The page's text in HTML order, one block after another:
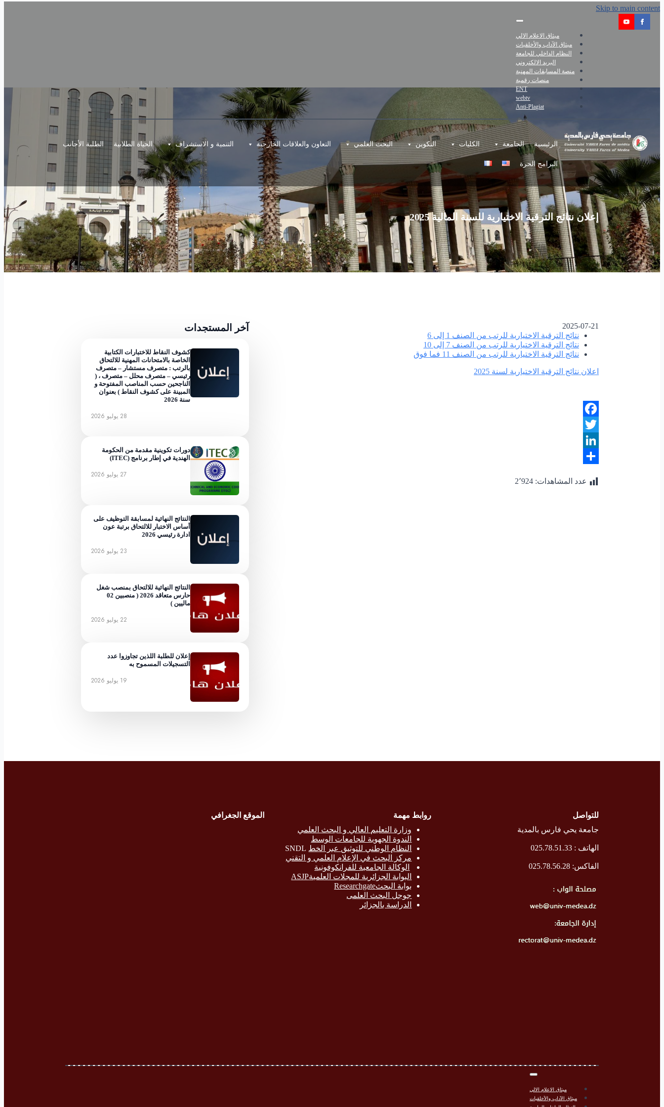
Skip to main content
ميثاق الاعلام الالي
ميثاق الآداب والأخلقيات
النظام الداخلي للجامعة
البريد الالكتروني
منصة المسابقات المهنية
منصات رقمية
ENT
webtv
Anti-Plagiat
الرئيسية الجامعة الكليات التكوين البحث العلمي التعاون والعلاقات الخارجية التنمية و الاستشراف الحياة الطلابية الطلبة الأجانب
البرامج الحرة
إعلان نتائج الترقية الاختيارية للسنة المالية 2025‎
2025-07-21
نتائج الترقية الاختيارية للرتب من الصنف 1 إلى 6
نتائج الترقية الاختيارية للرتب من الصنف 7 إلى 10
نتائج الترقية الاختيارية للرتب من الصنف 11 فما فوق
اعلان نتائج الترقية الاختيارية لسنة 2025
Facebook
Twitter
LinkedIn
عدد المشاهدات: 2٬924
آخر المستجدات
كشوف النقاط للاختبارات الكتابية
الخاصة بالامتحانات المهنية للالتحاق
بالرتب : متصرف مستشار – متصرف
رئيسي – متصرف محلل – متصرف ، (
الناجحين حسب المناصب المفتوحة و
المبينة على كشوف النقاط ) بعنوان
سنة 2026
28 يوليو 2026
دورات تكوينية مقدمة من الحكومة
الهندية في إطار برنامج (ITEC)
27 يوليو 2026
النتائج النهائية لمسابقة التوظيف على
أساس الاختبار للالتحاق برتبة عون
ادارة رئيسي 2026
23 يوليو 2026
النتائج النهائية للالتحاق بمنصب شغل
حارس متعاقد 2026 ( منصبين 02
ماليين )
22 يوليو 2026
إعلان للطلبة اللذين تجاوزوا عدد
التسجيلات المسموح به
19 يوليو 2026
للتواصل
جامعة يحي فارس بالمدية
الهاتف : 025.78.51.33
الفاكس: 025.78.56.28
روابط مهمة
وزارة التعليم العالي و البحث العلمي
الندوة الجهوية للجامعات الوسط
النظام الوطني للتوثيق عبر الخط
مركز البحث في الإعلام العلمي و التقني
الوكالة الجامعية للفرانكوفونية
البوابة الجزائرية للمجلات العلميةASJP
بوابة البحثResearchgate
جوجل البحث العلمى
الدراسة بالجزائر
الموقع الجغرافي
ميثاق الاعلام الالي
ميثاق الآداب والأخلقيات